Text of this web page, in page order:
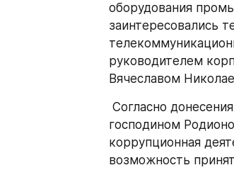
оборудования
заинтересовались
руководителем
Вячеславом
господином
коррупционная
возможность